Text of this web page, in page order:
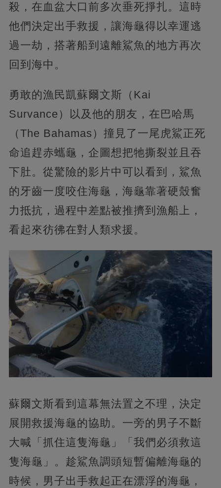
殺，在血盆大口前多次垂死掙扎。這時
他們決定出手救援，讓海龜得以幸運逃
過一劫，搭著船到遠離鯊魚的地方再次
回到海中。
勇敢的漁民凱蘇爾文斯（Kai
Survance）以及他的朋友，在巴哈馬
（The Bahamas）撞見了一尾虎鯊正死
命追趕赤蠵龜，企圖想把牠撕裂並且吞
下肚。從驚險的影片中可以看到，鯊魚
的牙齒一度咬住海龜，海龜靠著硬殼奮
力抵抗，過程中差點被推擠到漁船上，
看起來彷彿在對人類求援。
蘇爾文斯看到這幕無法置之不理，決定
展開救援海龜的協助。一旁的男子不斷
大喊「抓住這隻海龜」「我們必須救這
隻海龜」。趁鯊魚調頭短暫偏離海龜的
時候，男子出手救起正在漂浮的海龜，